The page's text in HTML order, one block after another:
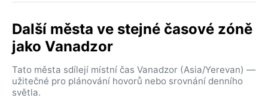
Další města ve stejné časové zóně
jako Vanadzor
Tato města sdílejí místní čas Vanadzor (Asia/Yerevan) —
užitečné pro plánování hovorů nebo srovnání denního
světla.